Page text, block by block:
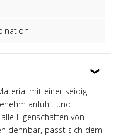
mit einer seidig
anfühlt und
Eigenschaften von
dehnbar, passt sich dem